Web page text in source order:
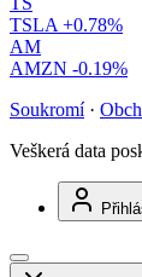
TSLA +0.78%
AM
AMZN -0.19%
Soukromí ·
Veškerá data